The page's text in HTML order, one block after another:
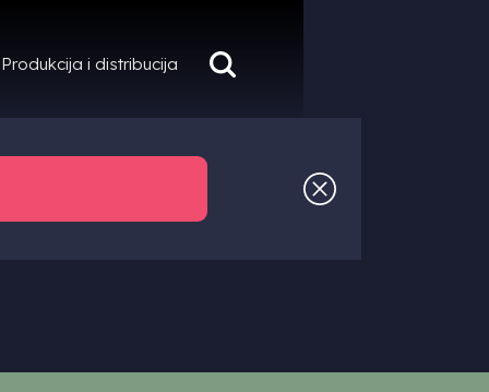
Produkcija i distribucija